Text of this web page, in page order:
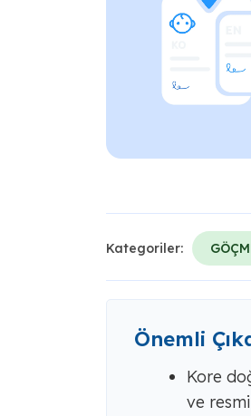
Kategoriler:
Önemli
Kore
ve